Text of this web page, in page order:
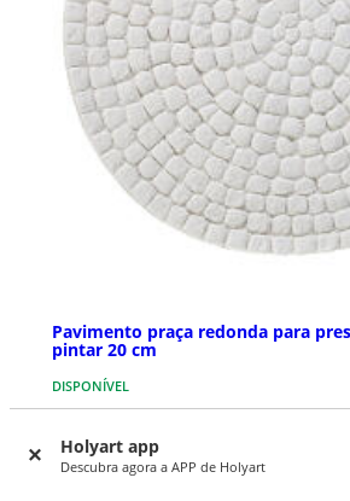
Holyart app
Descubra agora a APP de Holyart
Pavimento praça redonda para
pintar 20 cm
DISPONÍVEL
€ 7,59